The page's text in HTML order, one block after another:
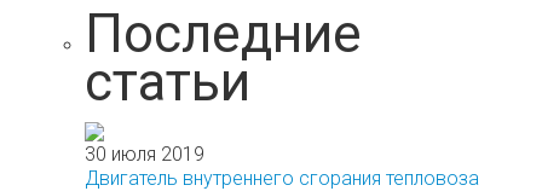
Последние
статьи
30 июля 2019
Двигатель внутреннего сгорания тепловоза